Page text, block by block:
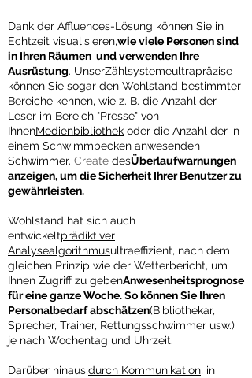
Dank der Affluences-Lösung können Sie in
Echtzeit visualisieren,wie viele Personen sind
in Ihren Räumen ​ und verwenden Ihre
Ausrüstung. UnserZählsystemeultrapräzise
können Sie sogar den Wohlstand bestimmter
Bereiche kennen, wie z. B. die Anzahl der
Leser im Bereich "Presse" von
IhnenMedienbibliothek oder die Anzahl der in
einem Schwimmbecken anwesenden
Schwimmer. Create desÜberlaufwarnungen
anzeigen, um die Sicherheit Ihrer Benutzer zu
gewährleisten.
Wohlstand hat sich auch
entwickeltprädiktiver
Analysealgorithmusultraeffizient, nach dem
gleichen Prinzip wie der Wetterbericht, um
Ihnen Zugriff zu gebenAnwesenheitsprognose
für eine ganze Woche.So können Sie Ihren
Personalbedarf abschätzen(Bibliothekar,
Sprecher, Trainer, Rettungsschwimmer usw.)
je nach Wochentag und Uhrzeit.
Darüber hinaus,durch Kommunikation, in